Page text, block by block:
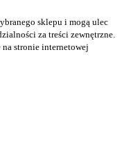
sklepu i mogą ulec
za treści zewnętrzne.
stronie internetowej